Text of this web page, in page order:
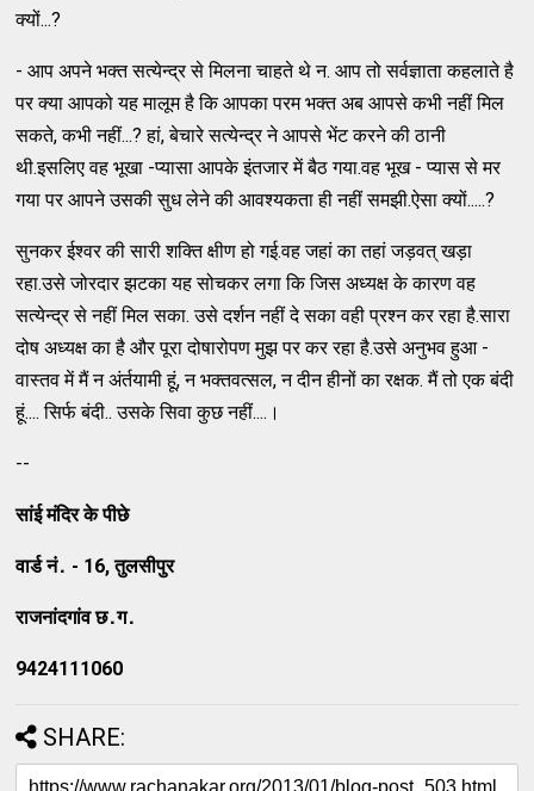
क्यों...?
- आप अपने भक्त सत्येन्द्र से मिलना चाहते थे न. आप तो सर्वज्ञाता कहलाते है
पर क्या आपको यह मालूम है कि आपका परम भक्त अब आपसे कभी नहीं मिल
सकते, कभी नहीं...? हां, बेचारे सत्येन्द्र ने आपसे भेंट करने की ठानी
थी.इसलिए वह भूखा -प्यासा आपके इंतजार में बैठ गया.वह भूख - प्यास से मर
गया पर आपने उसकी सुध लेने की आवश्यकता ही नहीं समझी.ऐसा क्यों.....?
सुनकर ईश्वर की सारी शक्ति क्षीण हो गई.वह जहां का तहां जड़वत् खड़ा
रहा.उसे जोरदार झटका यह सोचकर लगा कि जिस अध्यक्ष के कारण वह
सत्येन्द्र से नहीं मिल सका. उसे दर्शन नहीं दे सका वही प्रश्न कर रहा है.सारा
दोष अध्यक्ष का है और पूरा दोषारोपण मुझ पर कर रहा है.उसे अनुभव हुआ -
वास्तव में मैं न अंर्तयामी हूं, न भक्तवत्सल, न दीन हीनों का रक्षक. मैं तो एक बंदी
हूं.... सिर्फ बंदी.. उसके सिवा कुछ नहीं....।
--
सांई मंदिर के पीछे
वार्ड नं․ - 16, तुलसीपुर
राजनांदगांव छ․ग․
9424111060
SHARE: